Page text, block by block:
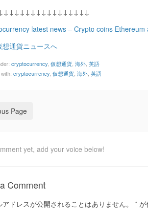
latest news – Crypto coins
想通貨ニュースへ
cryptocurrency 仮想通貨 海外 英語
cryptocurrency 仮想通貨 海外 英語
Page
yet, add your voice below!
Comment
アドレスが公開されることはありません。 * が